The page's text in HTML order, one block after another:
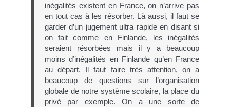
inégalités existent en France, on n’arrive pas
en tout cas à les résorber. Là aussi, il faut se
garder d’un jugement ultra rapide en disant si
on fait comme en Finlande, les inégalités
seraient résorbées mais il y a beaucoup
moins d’inégalités en Finlande qu’en France
au départ. Il faut faire très attention, on a
beaucoup de questions sur l’organisation
globale de notre système scolaire, la place du
privé par exemple. On a une sorte de